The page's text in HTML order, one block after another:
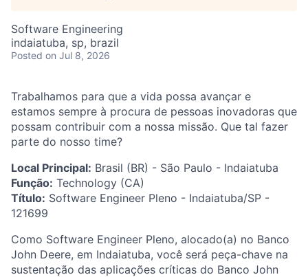
Software Engineering
indaiatuba, sp, brazil
Posted on Jul 8, 2026
Trabalhamos para que a vida possa avançar e
estamos sempre à procura de pessoas inovadoras que
possam contribuir com a nossa missão. Que tal fazer
parte do nosso time?
Local Principal: Brasil (BR) - São Paulo - Indaiatuba
Função: Technology (CA)
Título: Software Engineer Pleno - Indaiatuba/SP -
121699
Como Software Engineer Pleno, alocado(a) no Banco
John Deere, em Indaiatuba, você será peça-chave na
sustentação das aplicações críticas do Banco John